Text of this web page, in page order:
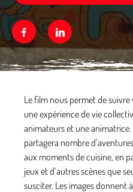
FacebookLinkedin
Le film nous permet de
une expérience de vie
animateurs et une
partagera nombre
aux moments de cuisine, en
jeux et d’autres scènes que
susciter. Les images donnent